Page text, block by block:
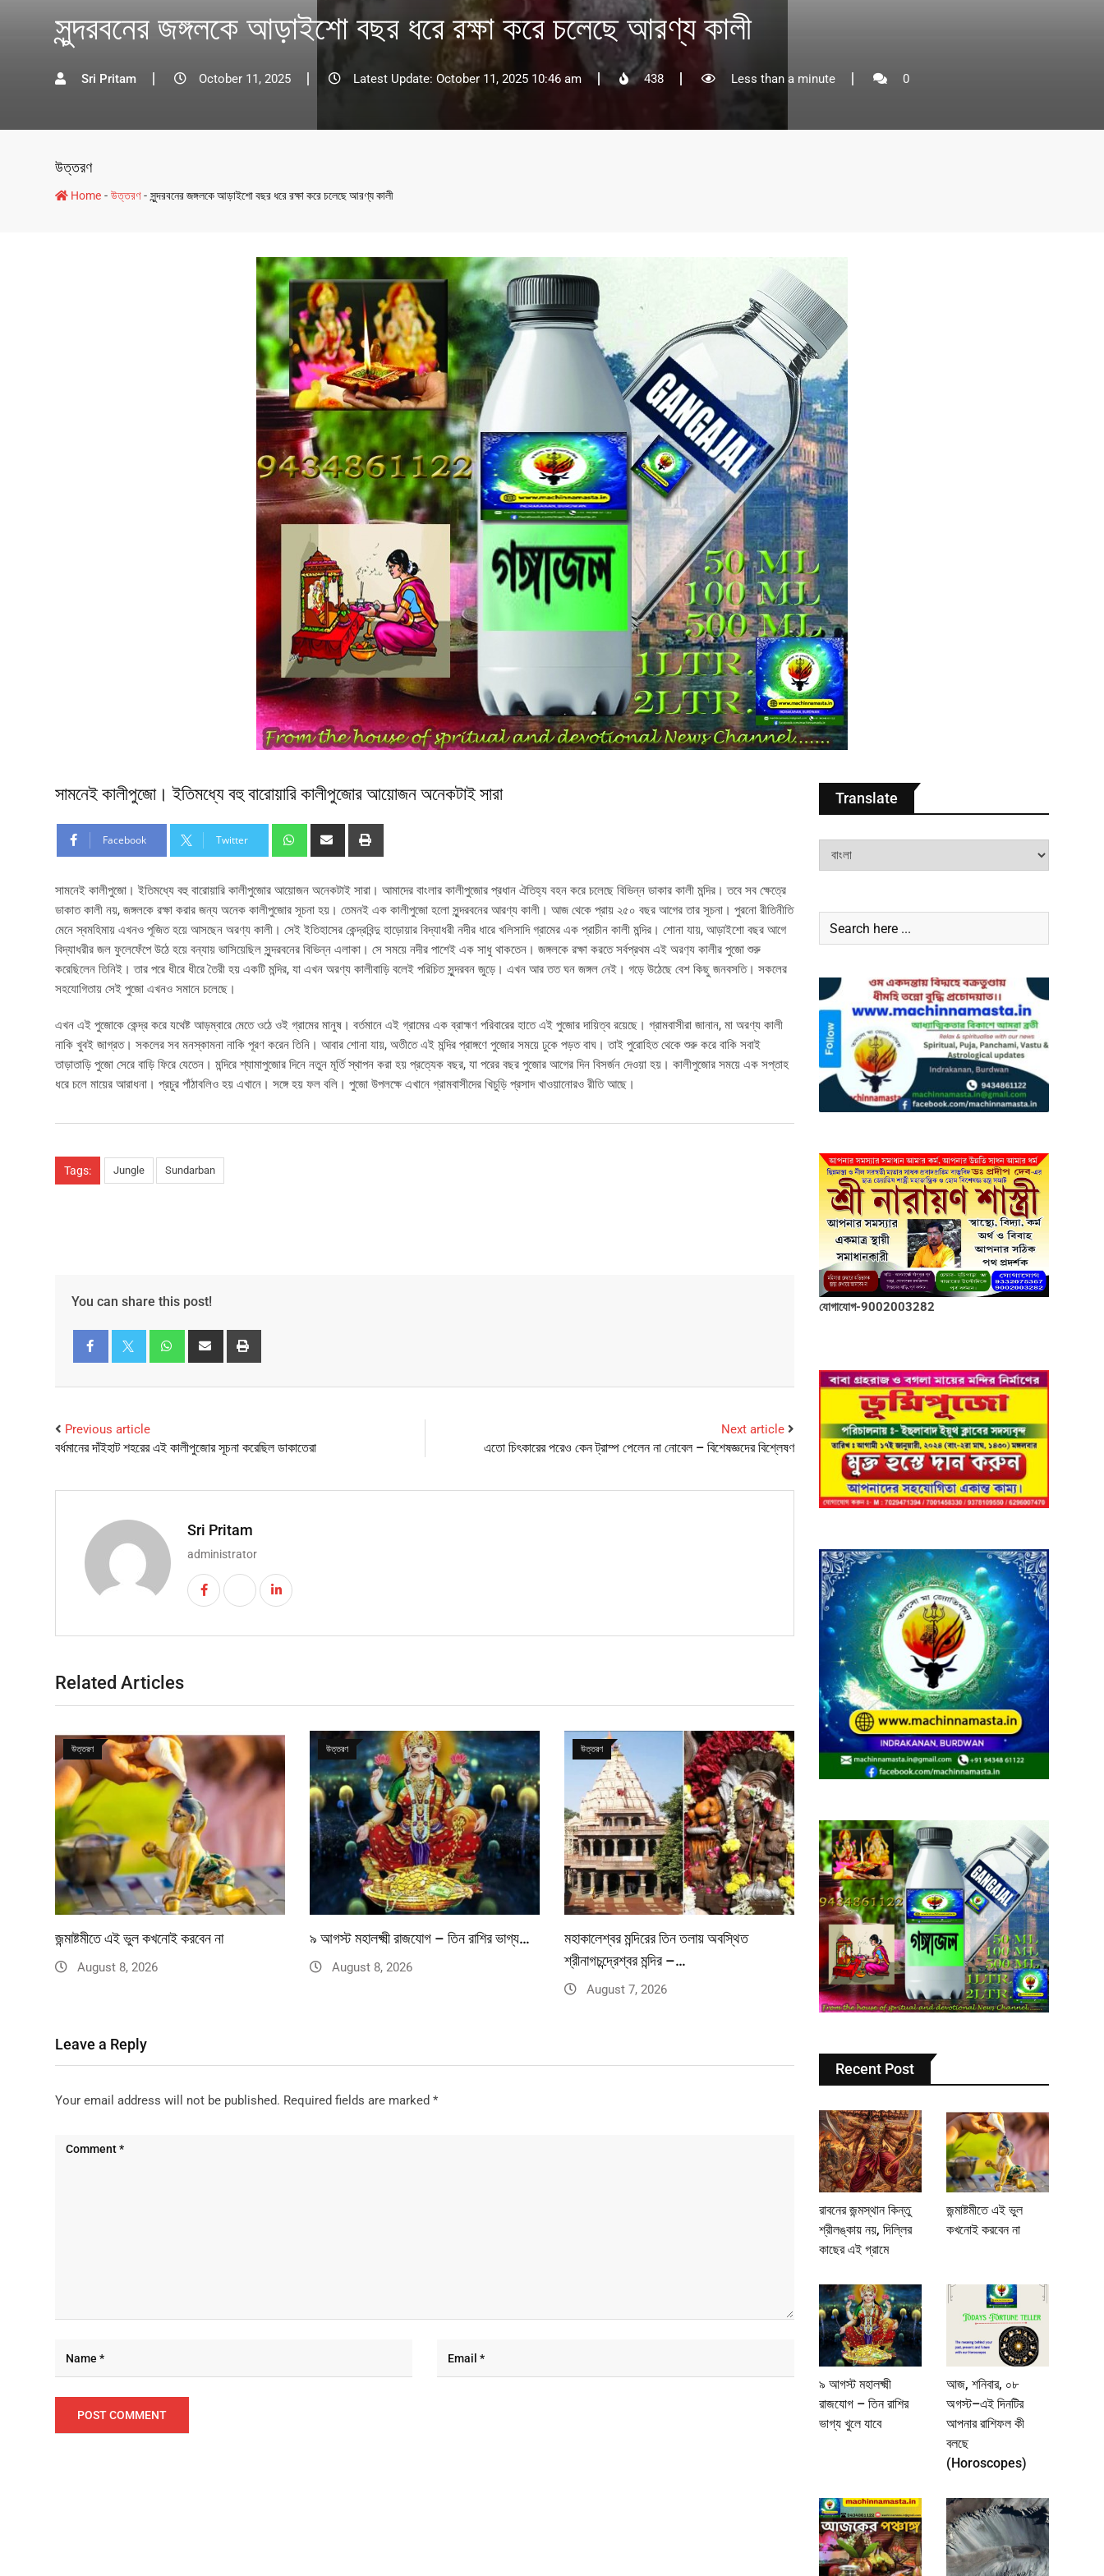
সুন্দরবনের জঙ্গলকে আড়াইশো বছর ধরে রক্ষা করে চলেছে আরণ্য কালী
Sri Pritam October 11, 2025 Latest Update: October 11, 2025 10:46 am 438 Less than a minute 0
উত্তরণ
Home - উত্তরণ- সুন্দরবনের জঙ্গলকে আড়াইশো বছর ধরে রক্ষা করে চলেছে আরণ্য কালী
সামনেই কালীপুজো। ইতিমধ্যে বহু বারোয়ারি কালীপুজোর আয়োজন অনেকটাই সারা
Facebook Twitter
সামনেই কালীপুজো। ইতিমধ্যে বহু বারোয়ারি কালীপুজোর আয়োজন অনেকটাই সারা। আমাদের বাংলার কালীপুজোর প্রধান ঐতিহ্য বহন করে চলেছে বিভিন্ন ডাকার কালী মন্দির। তবে সব ক্ষেত্রে
ডাকাত কালী নয়, জঙ্গলকে রক্ষা করার জন্য অনেক কালীপুজোর সূচনা হয়। তেমনই এক কালীপুজো হলো সুন্দরবনের আরণ্য কালী। আজ থেকে প্রায় ২৫০ বছর আগের তার সূচনা। পুরনো রীতিনীতি
মেনে স্বমহিমায় এখনও পূজিত হয়ে আসছেন অরণ্য কালী। সেই ইতিহাসের কেন্দ্রবিন্দু হাড়োয়ার বিদ্যাধরী নদীর ধারে খলিসাদি গ্রামের এক প্রাচীন কালী মন্দির। শোনা যায়, আড়াইশো বছর আগে
বিদ্যাধরীর জল ফুলেফেঁপে উঠে হয়ে বন্যায় ভাসিয়েছিল সুন্দরবনের বিভিন্ন এলাকা। সে সময়ে নদীর পাশেই এক সাধু থাকতেন। জঙ্গলকে রক্ষা করতে সর্বপ্রথম এই অরণ‍্য কালীর পুজো শুরু
করেছিলেন তিনিই। তার পরে ধীরে ধীরে তৈরী হয় একটি মন্দির, যা এখন অরণ্য কালীবাড়ি বলেই পরিচিত সুন্দরবন জুড়ে। এখন আর তত ঘন জঙ্গল নেই। গড়ে উঠেছে বেশ কিছু জনবসতি। সকলের
সহযোগিতায় সেই পুজো এখনও সমানে চলেছে।
এখন এই পুজোকে কেন্দ্র করে যথেষ্ট আড়ম্বারে মেতে ওঠে ওই গ্রামের মানুষ। বর্তমানে এই গ্রামের এক ব্রাহ্মণ পরিবারের হাতে এই পুজোর দায়িত্ব রয়েছে। গ্রামবাসীরা জানান, মা অরণ্য কালী
নাকি খুবই জাগ্রত। সকলের সব মনস্কামনা নাকি পূরণ করেন তিনি। আবার শোনা যায়, অতীতে এই মন্দির প্রাঙ্গণে পুজোর সময়ে ঢুকে পড়ত বাঘ। তাই পুরোহিত থেকে শুরু করে বাকি সবাই
তাড়াতাড়ি পুজো সেরে বাড়ি ফিরে যেতেন। মন্দিরে শ্যামাপুজোর দিনে নতুন মূর্তি স্থাপন করা হয় প্রত্যেক বছর, যা পরের বছর পুজোর আগের দিন বিসর্জন দেওয়া হয়। কালীপুজোর সময়ে এক সপ্তাহ
ধরে চলে মায়ের আরাধনা। প্রচুর পাঁঠাবলিও হয় এখানে। সঙ্গে হয় ফল বলি। পুজো উপলক্ষে এখানে গ্রামবাসীদের খিচুড়ি প্রসাদ খাওয়ানোরও রীতি আছে।
Tags: Jungle Sundarban
You can share this post!
Previous article
বর্ধমানের দাঁইহাট শহরের এই কালীপুজোর সূচনা করেছিল ডাকাতেরা
Next article
এতো চিৎকারের পরেও কেন ট্রাম্প পেলেন না নোবেল – বিশেষজ্ঞদের বিশ্লেষণ
Sri Pritam
administrator
Related Articles
উত্তরণ
জন্মাষ্টমীতে এই ভুল কখনোই করবেন না
August 8, 2026
উত্তরণ
৯ আগস্ট মহালক্ষ্মী রাজযোগ – তিন রাশির ভাগ্য…
August 8, 2026
উত্তরণ
মহাকালেশ্বর মন্দিরের তিন তলায় অবস্থিত
শ্রীনাগচন্দ্রেশ্বর মন্দির –…
August 7, 2026
Leave a Reply
Your email address will not be published. Required fields are marked *
Translate
যোগাযোগ-9002003282
Recent Post
রাবনের জন্মস্থান কিন্তু
শ্রীলঙ্কায় নয়, দিল্লির
কাছের এই গ্রামে
জন্মাষ্টমীতে এই ভুল
কখনোই করবেন না
৯ আগস্ট মহালক্ষ্মী
রাজযোগ – তিন রাশির
ভাগ্য খুলে যাবে
আজ, শনিবার, ০৮
অগস্ট–এই দিনটির
আপনার রাশিফল কী
বলছে
(Horoscopes)